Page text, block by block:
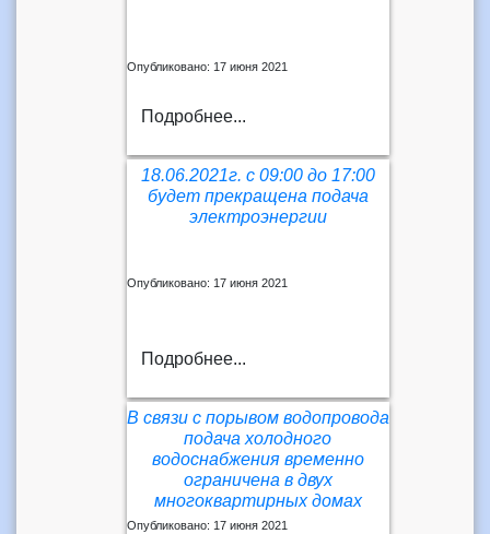
Опубликовано: 17 июня 2021
Подробнее...
18.06.2021г. с 09:00 до 17:00
будет прекращена подача
электроэнергии
Опубликовано: 17 июня 2021
Подробнее...
В связи с порывом водопровода
подача холодного
водоснабжения временно
ограничена в двух
многоквартирных домах
Опубликовано: 17 июня 2021